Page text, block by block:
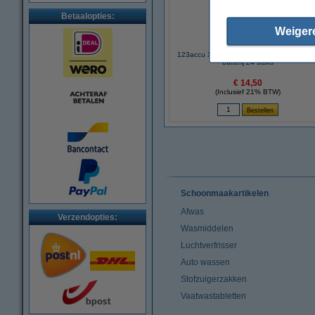
Betaalopties:
Verzendopties:
123accu Xtreme Power MN1500 Penlite AA
batterij 24 stuks
€ 14,50
(Inclusief 21% BTW)
Schoonmaakartikelen
Afwas
Wasmiddelen
Luchtverfrisser
Auto wassen
Stofzuigerzakken
Vaatwastabletten